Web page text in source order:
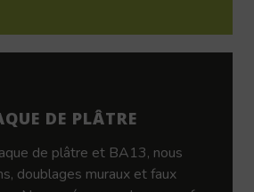
DE PLÂTRE
de plâtre et BA13, nous
doublages muraux et faux